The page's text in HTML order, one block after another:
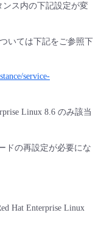
ス内の下記設定が変
いては下記をご参照下
service-
Linux 8.6 のみ該当
ドの再設定が必要にな
Hat Enterprise Linux